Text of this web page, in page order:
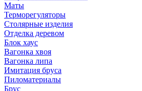
Маты
Терморегуляторы
Столярные изделия
Отделка деревом
Блок хаус
Вагонка хвоя
Вагонка липа
Имитация бруса
Пиломатериалы
Брус